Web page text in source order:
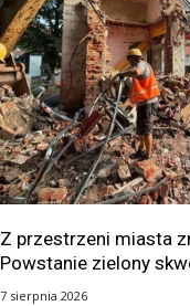
Z przestrzeni miasta
Powstanie zielony
7 sierpnia 2026